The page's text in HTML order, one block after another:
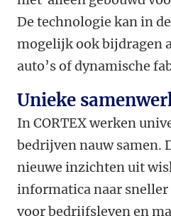
De technologie kan in
mogelijk ook bijdragen
auto’s of dynamische
Unieke
In CORTEX werken
bedrijven nauw samen.
nieuwe inzichten uit
informatica naar sneller
voor bedrijfsleven en